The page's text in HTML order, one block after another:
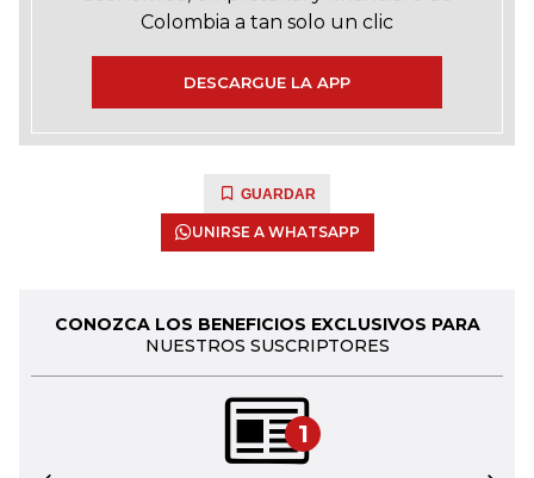
Colombia a tan solo un clic
DESCARGUE LA APP
GUARDAR
UNIRSE A WHATSAPP
CONOZCA LOS BENEFICIOS EXCLUSIVOS PARA
NUESTROS SUSCRIPTORES
1